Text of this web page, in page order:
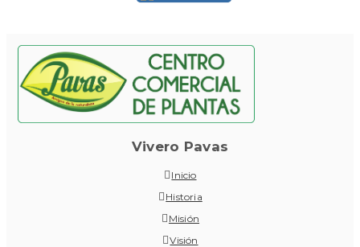
Vivero Pavas
Inicio
Historia
Misión
Visión